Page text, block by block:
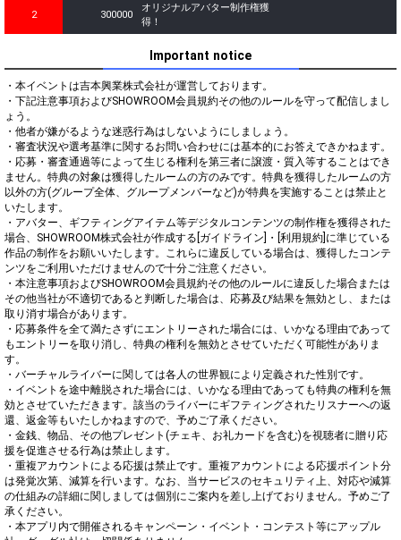
2 300000
オリジナルアバター制作権獲
得！
Important notice
・本イベントは吉本興業株式会社が運営しております。
・下記注意事項およびSHOWROOM会員規約その他のルールを守って配信しまし
ょう。
・他者が嫌がるような迷惑行為はしないようにしましょう。
・審査状況や選考基準に関するお問い合わせには基本的にお答えできかねます。
・応募・審査通過等によって生じる権利を第三者に譲渡・質入等することはでき
ません。特典の対象は獲得したルームの方のみです。特典を獲得したルームの方
以外の方(グループ全体、グループメンバーなど)が特典を実施することは禁止と
いたします。
・アバター、ギフティングアイテム等デジタルコンテンツの制作権を獲得された
場合、SHOWROOM株式会社が作成する[ガイドライン]・[利用規約]に準じている
作品の制作をお願いいたします。これらに違反している場合は、獲得したコンテ
ンツをご利用いただけませんので十分ご注意ください。
・本注意事項およびSHOWROOM会員規約その他のルールに違反した場合または
その他当社が不適切であると判断した場合は、応募及び結果を無効とし、または
取り消す場合があります。
・応募条件を全て満たさずにエントリーされた場合には、いかなる理由であって
もエントリーを取り消し、特典の権利を無効とさせていただく可能性がありま
す。
・バーチャルライバーに関しては各人の世界観により定義された性別です。
・イベントを途中離脱された場合には、いかなる理由であっても特典の権利を無
効とさせていただきます。該当のライバーにギフティングされたリスナーへの返
還、返金等もいたしかねますので、予めご了承ください。
・金銭、物品、その他プレゼント(チェキ、お礼カードを含む)を視聴者に贈り応
援を促進させる行為は禁止します。
・重複アカウントによる応援は禁止です。重複アカウントによる応援ポイント分
は発覚次第、減算を行います。なお、当サービスのセキュリティ上、対応や減算
の仕組みの詳細に関しましては個別にご案内を差し上げておりません。予めご了
承ください。
・本アプリ内で開催されるキャンペーン・イベント・コンテスト等にアップル